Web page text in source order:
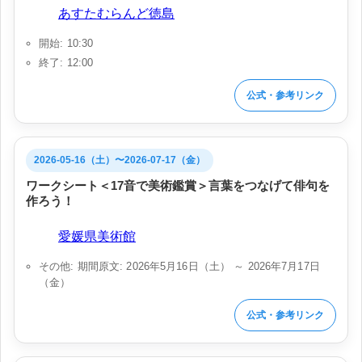
あすたむらんど徳島
開始: 10:30
終了: 12:00
公式・参考リンク
2026-05-16（土）〜2026-07-17（金）
ワークシート＜17音で美術鑑賞＞言葉をつなげて俳句を
作ろう！
愛媛県美術館
その他: 期間原文: 2026年5月16日（土） ～ 2026年7月17日
（金）
公式・参考リンク